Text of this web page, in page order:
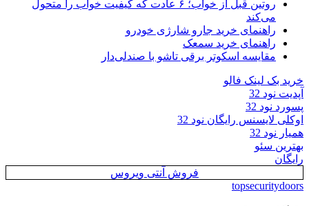
روتین قبل از خواب؛ ۶ عادت که کیفیت خواب را متحول
می‌کند
راهنمای خرید جارو شارژی خودرو
راهنمای خرید سمعک
مقایسه اسکوتر برقی تاشو با صندلی‌دار
خرید بک لینک فالو
آپدیت نود 32
پسورد نود 32
اوکلی لایسنس رایگان نود 32
همیار نود 32
بهترین سئو
رایگان
فروش آنتی ویروس
topsecuritydoors